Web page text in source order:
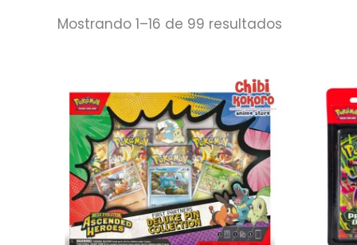
Mostrando 1–16 de 99 resultados